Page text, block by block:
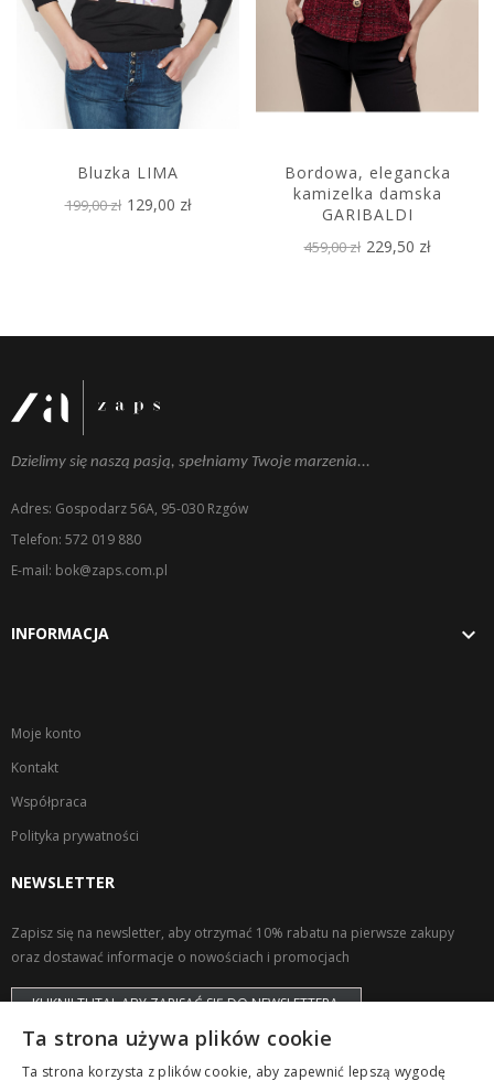
Bluzka LIMA
199,00 zł 129,00 zł
Bordowa, elegancka
kamizelka damska
GARIBALDI
459,00 zł 229,50 zł
Dzielimy się naszą pasją, spełniamy Twoje marzenia...
Adres: Gospodarz 56A, 95-030 Rzgów
Telefon: 572 019 880
E-mail: bok@zaps.com.pl
INFORMACJA 
Moje konto
Kontakt
Współpraca
Polityka prywatności
NEWSLETTER
Zapisz się na newsletter, aby otrzymać 10% rabatu na pierwsze zakupy
oraz dostawać informacje o nowościach i promocjach
KLIKNIJ TUTAJ, ABY ZAPISAĆ SIĘ DO NEWSLETTERA
Ta strona używa plików cookie
Ta strona korzysta z plików cookie, aby zapewnić lepszą wygodę